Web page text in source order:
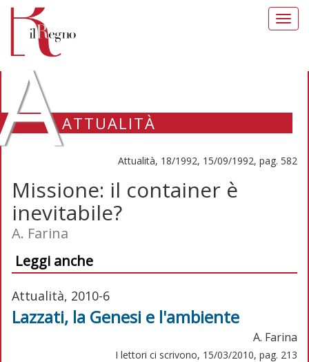
ATTUALITÀ
Attualità, 18/1992, 15/09/1992, pag. 582
Missione: il container è
inevitabile?
A. Farina
Leggi anche
Attualità, 2010-6
Lazzati, la Genesi e l'ambiente
A. Farina
I lettori ci scrivono, 15/03/2010, pag. 213